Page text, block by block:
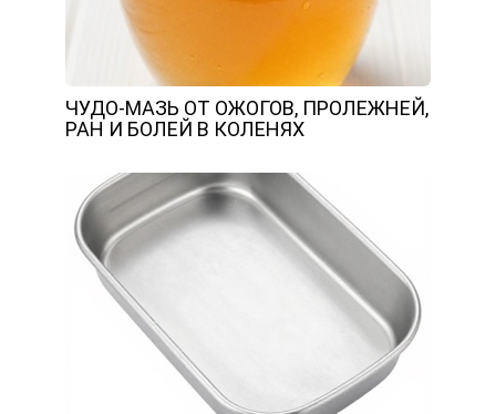
ЧУДО-МАЗЬ ОТ ОЖОГОВ, ПРОЛЕЖНЕЙ,
РАН И БОЛЕЙ В КОЛЕНЯХ